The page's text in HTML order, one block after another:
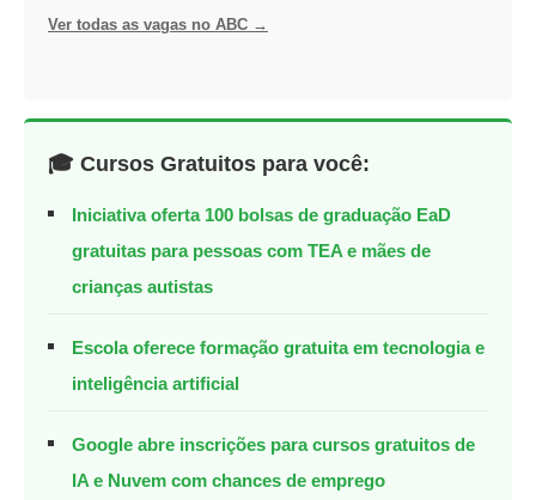
Ver todas as vagas no ABC →
🎓 Cursos Gratuitos para você:
Iniciativa oferta 100 bolsas de graduação EaD
gratuitas para pessoas com TEA e mães de
crianças autistas
Escola oferece formação gratuita em tecnologia e
inteligência artificial
Google abre inscrições para cursos gratuitos de
IA e Nuvem com chances de emprego